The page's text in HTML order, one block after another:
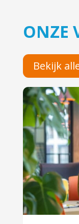
ONZE
Bekijk